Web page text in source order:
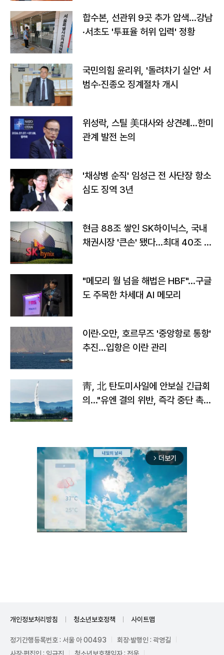
합수본, 선관위 9곳 추가 압색…강남
·서초도 '투표율 허위 입력' 정황
국민의힘 윤리위, '돌려차기 실언' 서
범수·진종오 징계절차 개시
위성락, 스틸 美대사와 상견례…한미
관계 발전 논의
'채상병 순직' 임성근 전 사단장 항소
심도 징역 3년
현금 88조 쌓인 SK하이닉스, 국내
채권시장 '큰손' 됐다…최대 40조 투
"메모리 월 넘을 해법은 HBF"…구글
도 주목한 차세대 AI 메모리
이란·오만, 호르무즈 '중앙항로 통항'
추진…입항은 이란 관리
靑, 北 탄도미사일에 안보실 긴급회
의…"유엔 결의 위반, 즉각 중단 촉
arrow_forward_ios 더보기
개인정보처리방침 청소년보호정책 사이트맵
정기간행등록번호 : 서울 아 00493
회장·발행인 : 곽영길
사장·편집인 : 임규진
청소년보호책임자 : 전운